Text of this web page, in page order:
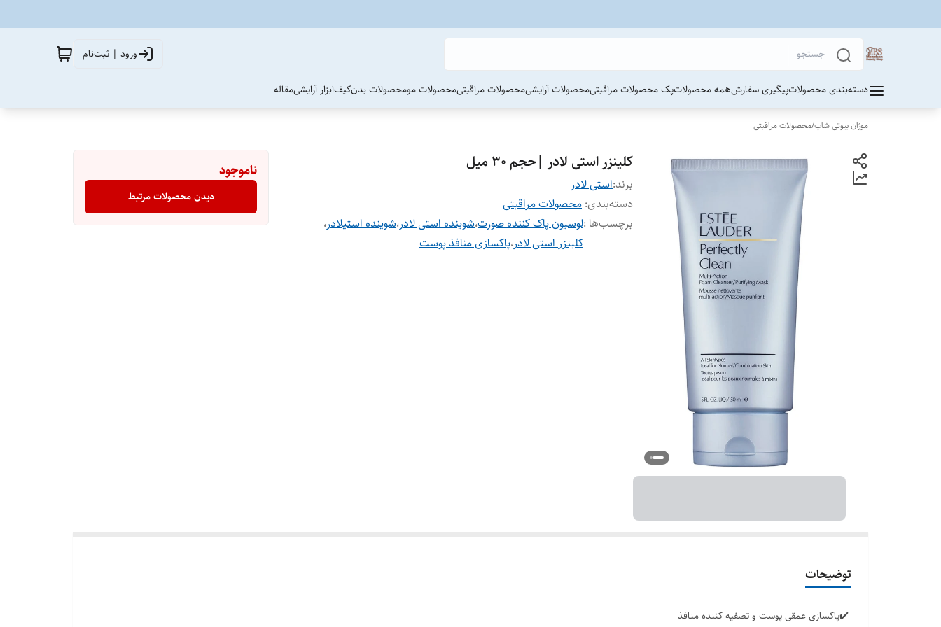
ورود | ثبت‌نام
دسته‌بندی محصولاتپیگیری سفارشهمه محصولاتپک محصولات مراقبتیمحصولات آرایشیمحصولات مراقبتیمحصولات مومحصولات بدنکیفابزار آرایشیمقاله
موژان بیوتی شاپ/محصولات مراقبتی
کلینزر استی لادر |حجم ۳۰ میل
برند:استی لادر
دسته‌بندی: محصولات مراقبتی
برچسب‌ها :لوسیون پاک کننده صورت،شوینده استی لادر،شوینده استیلادر،
کلینزر استی لادر،پاکسازی منافذ پوست
ناموجود
دیدن محصولات مرتبط
توضیحات
✔️پاکسازی عمقی پوست و تصفیه کننده منافذ